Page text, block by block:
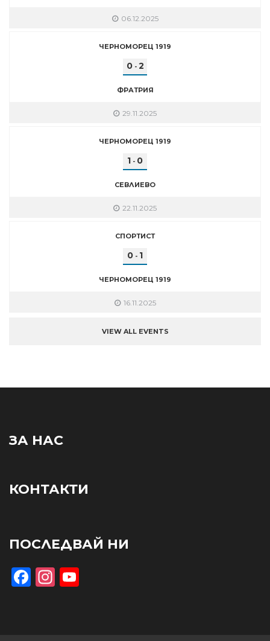
06.12.2025
ЧЕРНОМОРЕЦ 1919
0- 2
ФРАТРИЯ
29.11.2025
ЧЕРНОМОРЕЦ 1919
1 - 0
СЕВЛИЕВО
22.11.2025
СПОРТИСТ
0 - 1
ЧЕРНОМОРЕЦ 1919
16.11.2025
VIEW ALL EVENTS
ЗА НАС
КОНТАКТИ
ПОСЛЕДВАЙ НИ
Facebook
Instagram